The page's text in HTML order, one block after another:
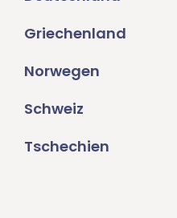
Griechenland
Norwegen
Schweiz
Tschechien